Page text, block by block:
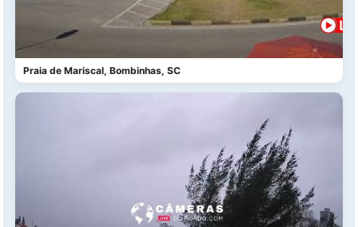
Praia de Mariscal, Bombinhas, SC